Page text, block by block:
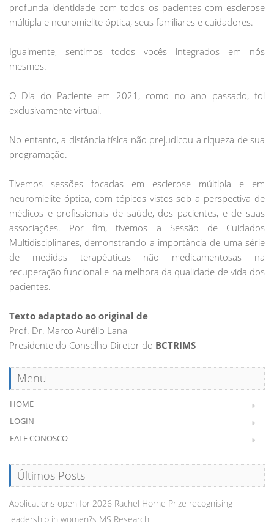
profunda identidade com todos os pacientes com esclerose
múltipla e neuromielite óptica, seus familiares e cuidadores.
Igualmente, sentimos todos vocês integrados em nós
mesmos.
O Dia do Paciente em 2021, como no ano passado, foi
exclusivamente virtual.
No entanto, a distância física não prejudicou a riqueza de sua
programação.
Tivemos sessões focadas em esclerose múltipla e em
neuromielite óptica, com tópicos vistos sob a perspectiva de
médicos e profissionais de saúde, dos pacientes, e de suas
associações. Por fim, tivemos a Sessão de Cuidados
Multidisciplinares, demonstrando a importância de uma série
de medidas terapêuticas não medicamentosas na
recuperação funcional e na melhora da qualidade de vida dos
pacientes.
Texto adaptado ao original de
Prof. Dr. Marco Aurélio Lana
Presidente do Conselho Diretor do BCTRIMS
Menu
HOME
LOGIN
FALE CONOSCO
Últimos Posts
Applications open for 2026 Rachel Horne Prize recognising
leadership in women?s MS Research